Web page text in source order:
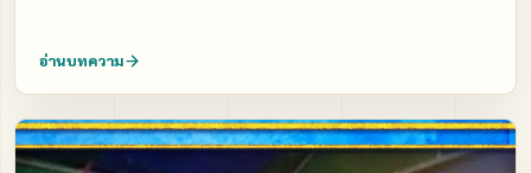
อ่านบทความ